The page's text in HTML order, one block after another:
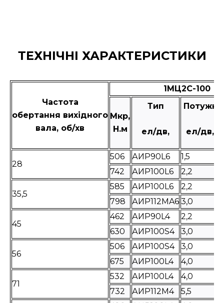
ТЕХНІЧНІ ХАРАКТЕРИСТИКИ
Частота
обертання вихідного
вала, об/хв
1МЦ2С-100
Мкр,
Н.м
Тип
ел/дв, ел/дв,
28
506 АИР90L6
1,5
742
АИР100L6 2,2
35,5
585 АИР100L6
2,2
798
АИР112MA6 3,0
45
462 АИР90L4
2,2
630
АИР100S4 3,0
56
506 АИР100S4
3,0
675
АИР100L4 4,0
71
532 АИР100L4
4,0
732
АИР112M4 5,5